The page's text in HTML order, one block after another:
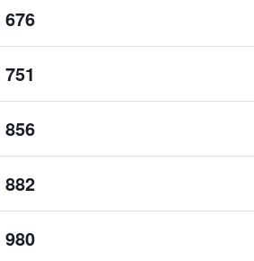
676 ﷼
751 ﷼
856 ﷼
882 ﷼
980 ﷼